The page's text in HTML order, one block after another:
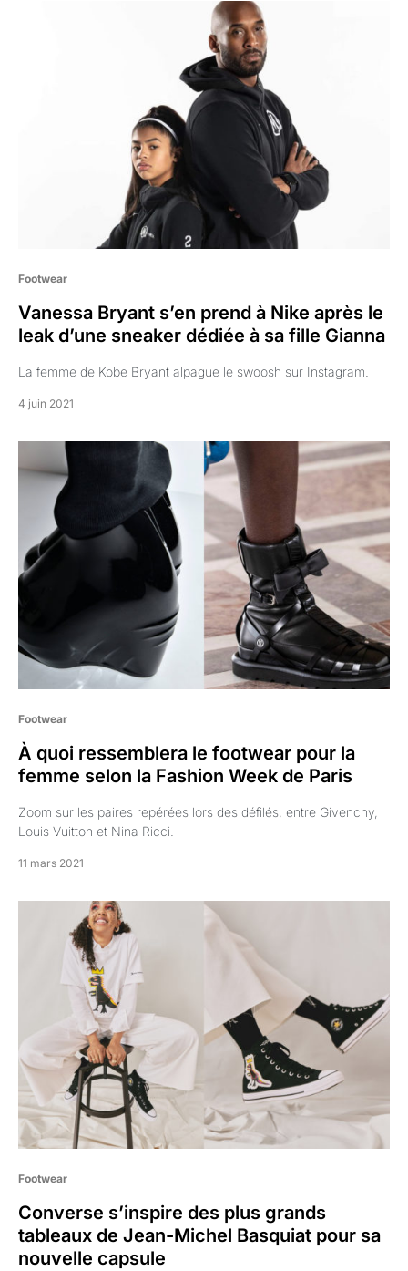
Footwear
Vanessa Bryant s’en prend à Nike après le
leak d’une sneaker dédiée à sa fille Gianna
La femme de Kobe Bryant alpague le swoosh sur Instagram.
4 juin 2021
Footwear
À quoi ressemblera le footwear pour la
femme selon la Fashion Week de Paris
Zoom sur les paires repérées lors des défilés, entre Givenchy,
Louis Vuitton et Nina Ricci.
11 mars 2021
Footwear
Converse s’inspire des plus grands
tableaux de Jean-Michel Basquiat pour sa
nouvelle capsule